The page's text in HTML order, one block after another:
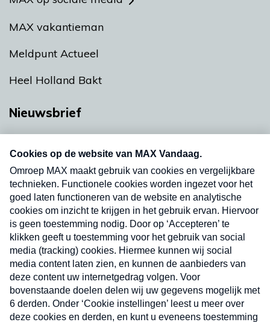
MAX vakantieman
Meldpunt Actueel
Heel Holland Bakt
Nieuwsbrief
nieuwsbrief. Elke vrijdag- en dinsdagochtend in
uw mailbox.
Verzend
Nieuwsbrief